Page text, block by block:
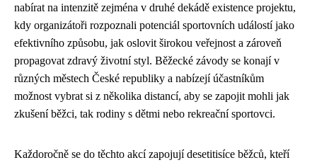
nabírat na intenzitě zejména v druhé dekádě existence projektu,
kdy organizátoři rozpoznali potenciál sportovních událostí jako
efektivního způsobu, jak oslovit širokou veřejnost a zároveň
propagovat zdravý životní styl. Běžecké závody se konají v
různých městech České republiky a nabízejí účastníkům
možnost vybrat si z několika distancí, aby se zapojit mohli jak
zkušení běžci, tak rodiny s dětmi nebo rekreační sportovci.
Každoročně se do těchto akcí zapojují desetitisíce běžců, kteří